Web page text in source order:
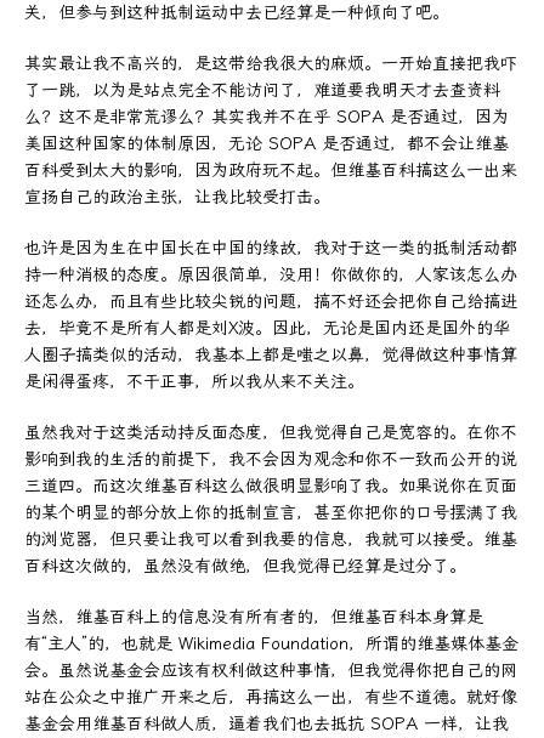
关，但参与到这种抵制运动中去已经算是一种倾向了吧。
其实最让我不高兴的，是这带给我很大的麻烦。一开始直接把我吓
了一跳，以为是站点完全不能访问了，难道要我明天才去查资料
么？这不是非常荒谬么？其实我并不在乎 SOPA 是否通过，因为
美国这种国家的体制原因，无论 SOPA 是否通过，都不会让维基
百科受到太大的影响，因为政府玩不起。但维基百科搞这么一出来
宣扬自己的政治主张，让我比较受打击。
也许是因为生在中国长在中国的缘故，我对于这一类的抵制活动都
持一种消极的态度。原因很简单，没用！你做你的，人家该怎么办
还怎么办，而且有些比较尖锐的问题，搞不好还会把你自己给搞进
去，毕竟不是所有人都是刘X波。因此，无论是国内还是国外的华
人圈子搞类似的活动，我基本上都是嗤之以鼻，觉得做这种事情算
是闲得蛋疼，不干正事，所以我从来不关注。
虽然我对于这类活动持反面态度，但我觉得自己是宽容的。在你不
影响到我的生活的前提下，我不会因为观念和你不一致而公开的说
三道四。而这次维基百科这么做很明显影响了我。如果说你在页面
的某个明显的部分放上你的抵制宣言，甚至你把你的口号摆满了我
的浏览器，但只要让我可以看到我要的信息，我就可以接受。维基
百科这次做的，虽然没有做绝，但我觉得已经算是过分了。
当然，维基百科上的信息没有所有者的，但维基百科本身算是
有“主人”的，也就是 Wikimedia Foundation，所谓的维基媒体基金
会。虽然说基金会应该有权利做这种事情，但我觉得你把自己的网
站在公众之中推广开来之后，再搞这么一出，有些不道德。就好像
基金会用维基百科做人质，逼着我们也去抵抗 SOPA 一样，让我